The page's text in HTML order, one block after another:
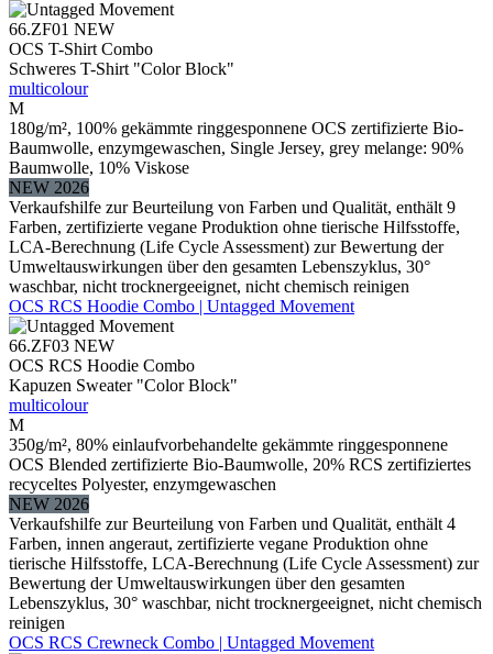
66.ZF01 NEW
OCS T-Shirt Combo
Schweres T-Shirt "Color Block"
multicolour
M
180g/m², 100% gekämmte ringgesponnene OCS zertifizierte Bio-
Baumwolle, enzymgewaschen, Single Jersey, grey melange: 90%
Baumwolle, 10% Viskose
NEW 2026
Verkaufshilfe zur Beurteilung von Farben und Qualität, enthält 9
Farben, zertifizierte vegane Produktion ohne tierische Hilfsstoffe,
LCA-Berechnung (Life Cycle Assessment) zur Bewertung der
Umweltauswirkungen über den gesamten Lebenszyklus, 30°
waschbar, nicht trocknergeeignet, nicht chemisch reinigen
OCS RCS Hoodie Combo | Untagged Movement
66.ZF03 NEW
OCS RCS Hoodie Combo
Kapuzen Sweater "Color Block"
multicolour
M
350g/m², 80% einlaufvorbehandelte gekämmte ringgesponnene
OCS Blended zertifizierte Bio-Baumwolle, 20% RCS zertifiziertes
recyceltes Polyester, enzymgewaschen
NEW 2026
Verkaufshilfe zur Beurteilung von Farben und Qualität, enthält 4
Farben, innen angeraut, zertifizierte vegane Produktion ohne
tierische Hilfsstoffe, LCA-Berechnung (Life Cycle Assessment) zur
Bewertung der Umweltauswirkungen über den gesamten
Lebenszyklus, 30° waschbar, nicht trocknergeeignet, nicht chemisch
reinigen
OCS RCS Crewneck Combo | Untagged Movement